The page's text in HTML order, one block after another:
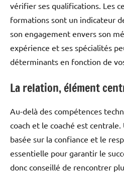
vérifier ses qualifications. Les
formations sont un indicateur
son engagement envers son
expérience et ses spécialités
déterminants en fonction de
La relation, élément
Au-delà des compétences
coach et le coaché est
basée sur la confiance et le
essentielle pour garantir le
donc conseillé de rencontrer